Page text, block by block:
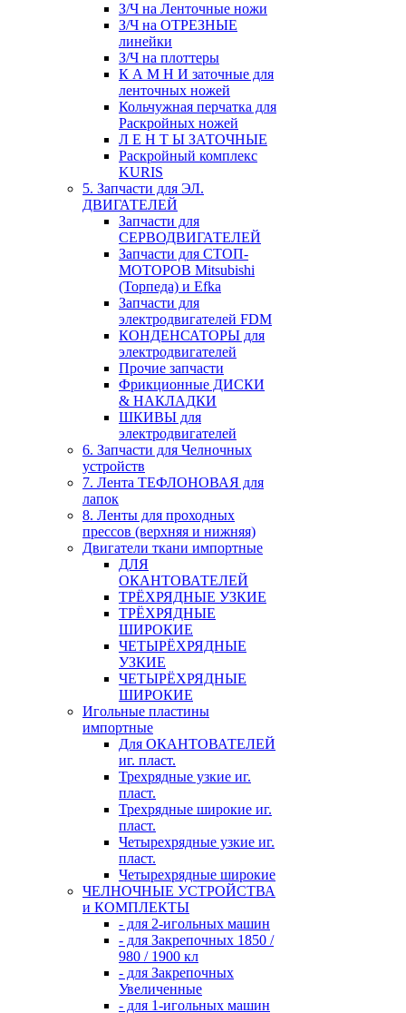
З/Ч на Ленточные ножи
З/Ч на ОТРЕЗНЫЕ
линейки
З/Ч на плоттеры
К А М Н И заточные для
ленточных ножей
Кольчужная перчатка для
Раскройных ножей
Л Е Н Т Ы ЗАТОЧНЫЕ
Раскройный комплекс
KURIS
5. Запчасти для ЭЛ.
ДВИГАТЕЛЕЙ
Запчасти для
СЕРВОДВИГАТЕЛЕЙ
Запчасти для СТОП-
МОТОРОВ Mitsubishi
(Торпеда) и Efka
Запчасти для
электродвигателей FDM
КОНДЕНСАТОРЫ для
электродвигателей
Прочие запчасти
Фрикционные ДИСКИ
& НАКЛАДКИ
ШКИВЫ для
электродвигателей
6. Запчасти для Челночных
устройств
7. Лента ТЕФЛОНОВАЯ для
лапок
8. Ленты для проходных
прессов (верхняя и нижняя)
Двигатели ткани импортные
ДЛЯ
ОКАНТОВАТЕЛЕЙ
ТРЁХРЯДНЫЕ УЗКИЕ
ТРЁХРЯДНЫЕ
ШИРОКИЕ
ЧЕТЫРЁХРЯДНЫЕ
УЗКИЕ
ЧЕТЫРЁХРЯДНЫЕ
ШИРОКИЕ
Игольные пластины
импортные
Для ОКАНТОВАТЕЛЕЙ
иг. пласт.
Трехрядные узкие иг.
пласт.
Трехрядные широкие иг.
пласт.
Четырехрядные узкие иг.
пласт.
Четырехрядные широкие
ЧЕЛНОЧНЫЕ УСТРОЙСТВА
и КОМПЛЕКТЫ
- для 2-игольных машин
- для Закрепочных 1850 /
980 / 1900 кл
- для Закрепочных
Увеличенные
- для 1-игольных машин